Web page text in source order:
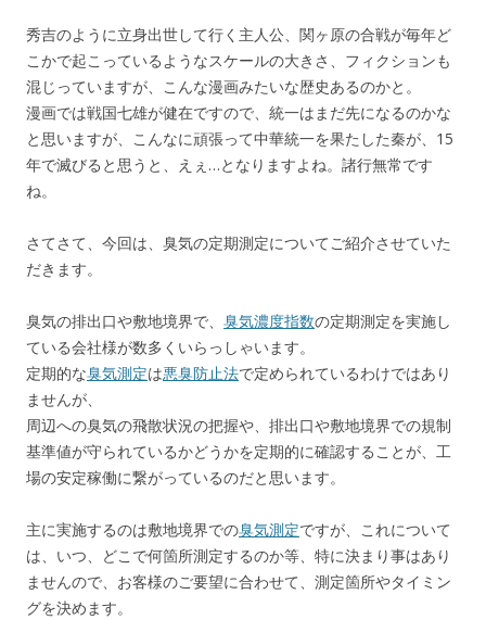
秀吉のように立身出世して行く主人公、関ヶ原の合戦が毎年ど
こかで起こっているようなスケールの大きさ、フィクションも
混じっていますが、こんな漫画みたいな歴史あるのかと。
漫画では戦国七雄が健在ですので、統一はまだ先になるのかな
と思いますが、こんなに頑張って中華統一を果たした秦が、15
年で滅びると思うと、えぇ…となりますよね。諸行無常です
ね。
さてさて、今回は、臭気の定期測定についてご紹介させていた
だきます。
臭気の排出口や敷地境界で、 臭気濃度指数の定期測定を実施し
ている会社様が数多くいらっしゃいます。
定期的な臭気測定は悪臭防止法で定められているわけではあり
ませんが、
周辺への臭気の飛散状況の把握や、排出口や敷地境界での規制
基準値が守られているかどうかを定期的に確認することが、工
場の安定稼働に繋がっているのだと思います。
主に実施するのは敷地境界での臭気測定ですが、これについて
は、いつ、どこで何箇所測定するのか等、特に決まり事はあり
ませんので、お客様のご要望に合わせて、測定箇所やタイミン
グを決めます。